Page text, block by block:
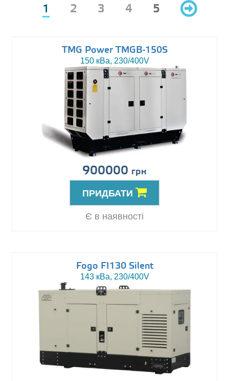
1 2 3 4 5
TMG Power TMGB-150S
150 кВа, 230/400V
900000 грн
ПРИДБАТИ
Є в наявності
Fogo FI130 Silent
143 кВа, 230/400V